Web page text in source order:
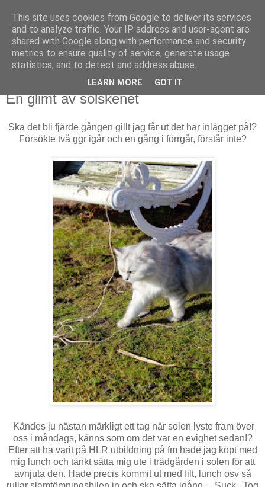
Mammamians
Om mig, oss, livet, allt runt, i & runt omkring det
onsdag 19 februari 2014
En glimt av solskenet
Ska det bli fjärde gången gillt jag får ut det här inlägget på!?
Försökte två ggr igår och en gång i förrgår, förstår inte?
Kändes ju nästan märkligt ett tag när solen lyste fram över
oss i måndags, känns som om det var en evighet sedan!?
Efter att ha varit på HLR utbildning på fm hade jag köpt med
mig lunch och tänkt sätta mig ute i trädgården i solen för att
avnjuta den. Hade precis kommit ut med filt, lunch osv så
This site uses cookies from Google to deliver its services
and to analyze traffic. Your IP address and user-agent are
shared with Google along with performance and security
metrics to ensure quality of service, generate usage
statistics, and to detect and address abuse.
LEARN MORE GOT IT